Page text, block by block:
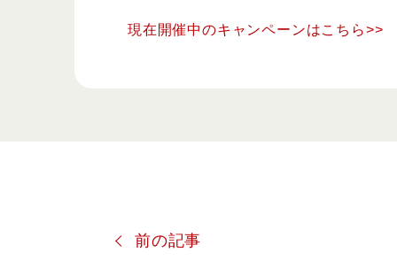
現在開催中のキャンペーンはこちら>>
前の記事